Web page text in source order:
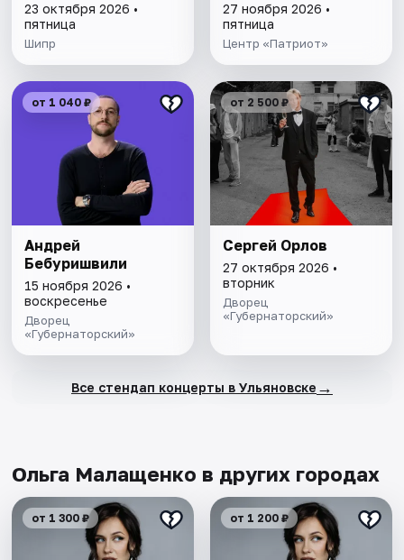
23 октября 2026 •
пятница
Шипр
27 ноября 2026 •
пятница
Центр «Патриот»
от 1 040 ₽
Андрей
Бебуришвили
15 ноября 2026 •
воскресенье
Дворец
«Губернаторский»
от 2 500 ₽
Сергей Орлов
27 октября 2026 •
вторник
Дворец
«Губернаторский»
Все стендап концерты в Ульяновске →
Ольга Малащенко в других городах
от 1 300 ₽ от 1 200 ₽